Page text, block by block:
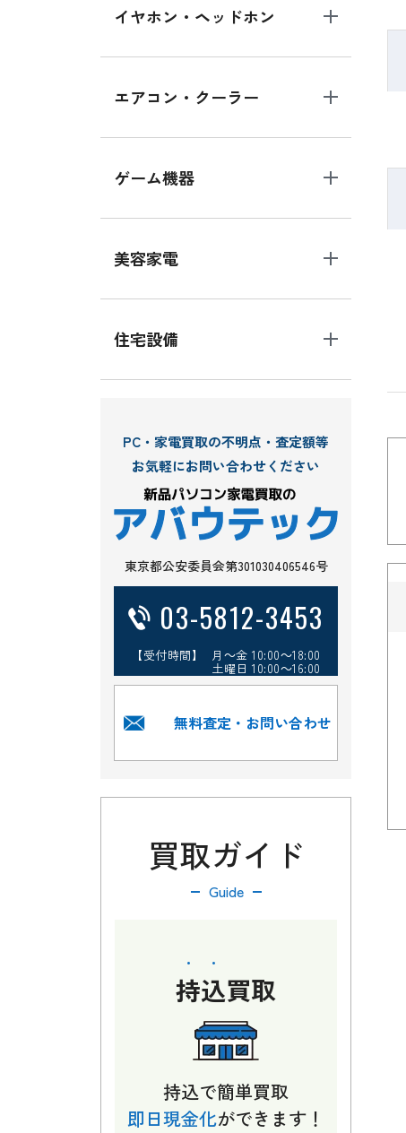
イヤホン・ヘッドホン
エアコン・クーラー
ゲーム機器
美容家電
住宅設備
PC・家電買取の不明点・査定額等
お気軽にお問い合わせください
東京都公安委員会第301030406546号
03-5812-3453
【受付時間】 月～金 10:00～18:00
土曜日 10:00～16:00
無料査定・お問い合わせ
買取ガイド
Guide
持込買取
持込で簡単買取
即日現金化ができます！